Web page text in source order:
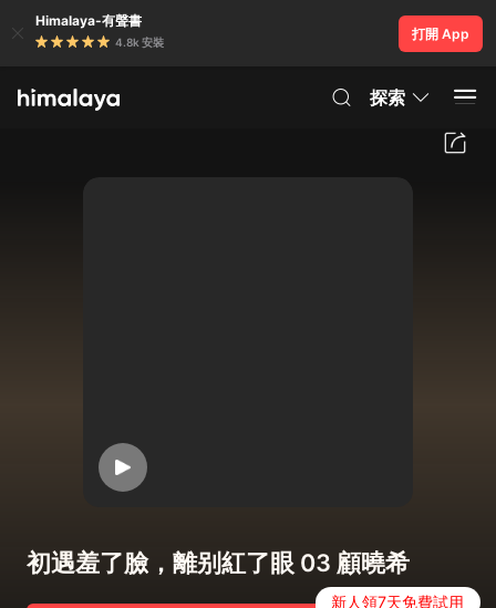
Himalaya-有聲書
4.8k 安裝
打開 App
探索
初遇羞了臉，離别紅了眼 03 顧曉希
新人領7天免費試用